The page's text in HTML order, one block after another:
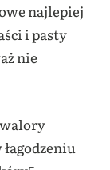
najlepiej
i pasty
nie
walory